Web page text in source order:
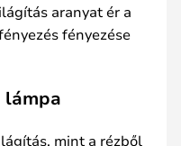
aranyat ér a
fényezése
lámpa
mint a rézből